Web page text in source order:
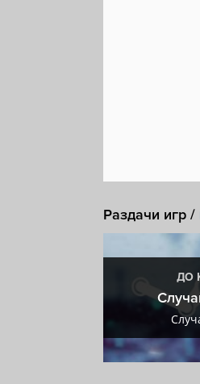
Раздачи игр /
ДО